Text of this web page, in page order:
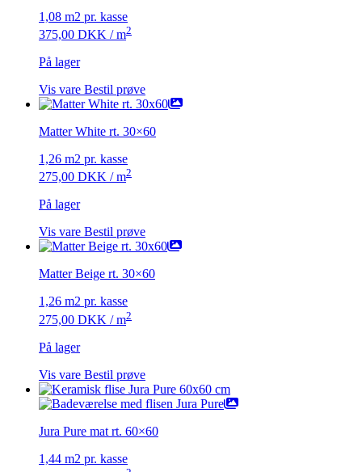
1,08 m2 pr. kasse
375,00 DKK / m2
På lager
Vis vare Bestil prøve
Matter White rt. 30×60
1,26 m2 pr. kasse
275,00 DKK / m2
På lager
Vis vare Bestil prøve
Matter Beige rt. 30×60
1,26 m2 pr. kasse
275,00 DKK / m2
På lager
Vis vare Bestil prøve
Jura Pure mat rt. 60×60
1,44 m2 pr. kasse